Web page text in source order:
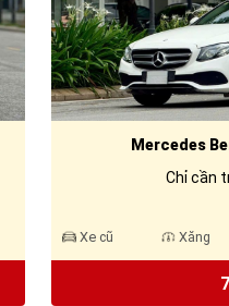
Mercedes
Chỉ cần
Xe cũ Xăng